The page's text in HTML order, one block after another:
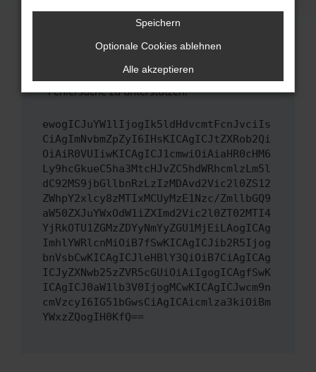
Wende dich an den Webseitenbetreiber.
Wenn du alle oben genannten Schritte versucht
hast, kontaktiere uns bitte. Wir werden
uns diesen Text schicken, um uns bei der
Fehlersuche zu unterstützen:
ewogICJuYW1lIjogIk5ldHdvcmtFcnJvciIs
CiAgImNvbmZpZyI6IHsKICAgICJtZXRob2Qi
OiAiR0VUIiwKICAgICJ1cmwiOiAiaHR0cHM6
Ly9hcGkueC5ha3MtcHJvZC5hdWRhcmlzLm5l
dC92MS9jbGllbnRzLzIzMDAvd2Vic2l0ZS12
ZWhpY2xlcy8zMTIxMCUyMzE1Nzc/ZmllbGQ9
aW50ZXJuYWxOdW1iZXImd2Vic2l0ZT02MTI4
YjRkOTU1ZGMzZDYyNmYyZGU1MjEiLAogICAg
ImhlYWRlcnMiOiB7fSwKICAgICJib2R5Ijog
bnVsbCwKICAgICJleHBlY3QiOiB7CiAgICAg
ICJyZXNwb25zZVR5cGUiOiAiIgogICAgfSwK
ICAgICJ0aW1lb3V0IjogMCwKICAgICJwcm9n
cmVzcyI6IG51bGwsCiAgICAicmlza3kiOiBm
YWxzZQogIH0KfQ==
Speichern
Optionale Cookies ablehnen
Alle akzeptieren